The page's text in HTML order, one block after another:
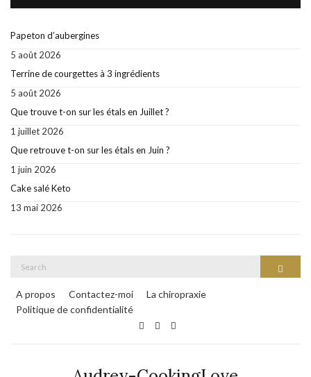
Papeton d’aubergines
5 août 2026
Terrine de courgettes à 3 ingrédients
5 août 2026
Que trouve t-on sur les étals en Juillet ?
1 juillet 2026
Que retrouve t-on sur les étals en Juin ?
1 juin 2026
Cake salé Keto
13 mai 2026
A propos Contactez-moi
La chiropraxie
Politique de confidentialité